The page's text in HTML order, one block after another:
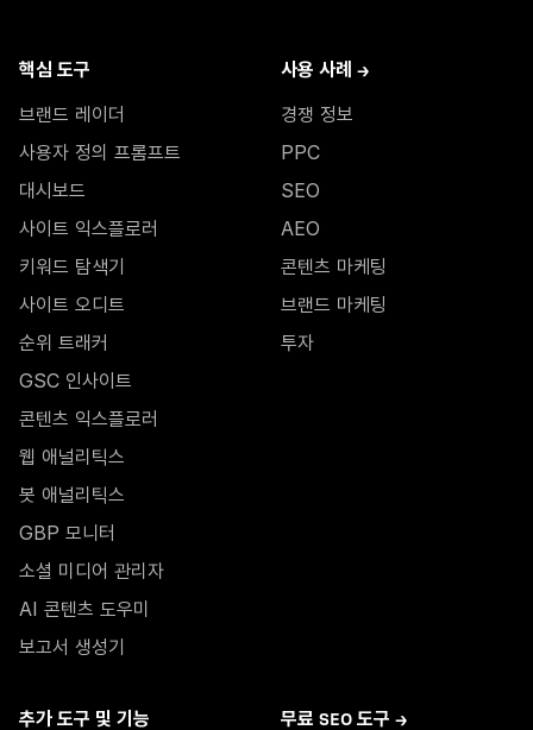
핵심 도구
브랜드 레이더
사용자 정의 프롬프트
대시보드
사이트 익스플로러
키워드 탐색기
사이트 오디트
순위 트래커
GSC 인사이트
콘텐츠 익스플로러
웹 애널리틱스
봇 애널리틱스
GBP 모니터
소셜 미디어 관리자
AI 콘텐츠 도우미
보고서 생성기
사용 사례 →
경쟁 정보
PPC
SEO
AEO
콘텐츠 마케팅
브랜드 마케팅
투자
추가 도구 및 기능 무료 SEO 도구 →